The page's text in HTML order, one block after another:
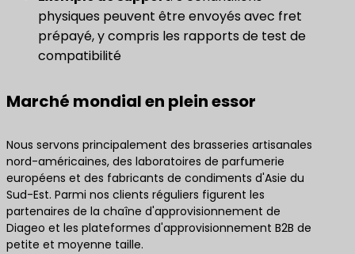
physiques peuvent être envoyés avec fret
prépayé, y compris les rapports de test de
compatibilité
Marché mondial en plein essor
Nous servons principalement des brasseries artisanales
nord-américaines, des laboratoires de parfumerie
européens et des fabricants de condiments d'Asie du
Sud-Est. Parmi nos clients réguliers figurent les
partenaires de la chaîne d'approvisionnement de
Diageo et les plateformes d'approvisionnement B2B de
petite et moyenne taille.